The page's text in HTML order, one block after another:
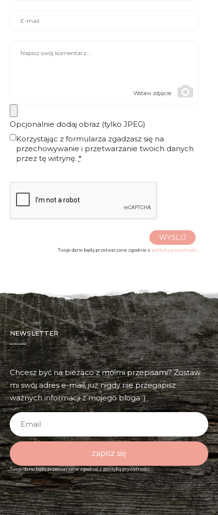
Wstaw zdjęcie
Opcjonalnie dodaj obraz (tylko JPEG)
Korzystając z formularza zgadzasz się na
przechowywanie i przetwarzanie twoich danych
przez tę witrynę. *
WYŚLIJ
Twoje dane będą przetwarzane zgodnie z polityką prywatności.
NEWSLETTER
Chcesz być na bieżąco z moimi przepisami? Zostaw
mi swój adres e-mail, już nigdy nie przegapisz
ważnych informacji z mojego bloga :)
zapisz się
Twoje dane będą przetwarzane zgodnie zpolityką prywatności.